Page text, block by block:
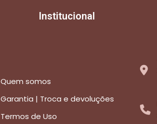
Institucional
Quem somos
Garantia | Troca e devoluções
Termos de Uso